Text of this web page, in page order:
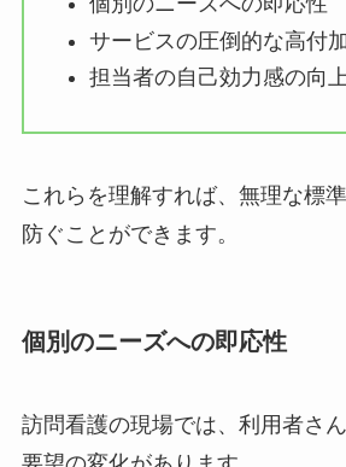
サービスの圧倒的な高付
担当者の自己効力感の向
これらを理解すれば、無理な標
防ぐことができます。
個別のニーズへの即応性
訪問看護の現場では、利用者さ